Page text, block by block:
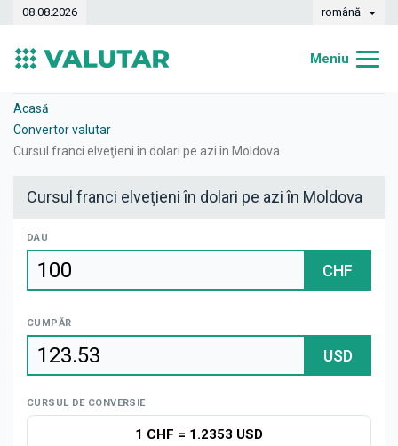
08.08.2026 română
Meniu
Curs valutar
Dinamica
Bănci
Case de schimb
Acasă
Convertor valutar
Cursul franci elveţieni în dolari pe azi în Moldova
Cursul franci elveţieni în dolari pe azi în Moldova
DAU
CHF
CUMPĂR
USD
CURSUL DE CONVERSIE
1 CHF = 1.2353 USD